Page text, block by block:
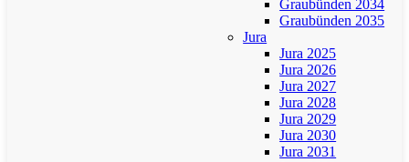
Graubünden 2034
Graubünden 2035
Jura
Jura 2025
Jura 2026
Jura 2027
Jura 2028
Jura 2029
Jura 2030
Jura 2031